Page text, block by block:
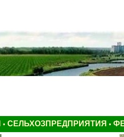
• СЕЛЬХОЗПРЕДПРИЯТИЯ •